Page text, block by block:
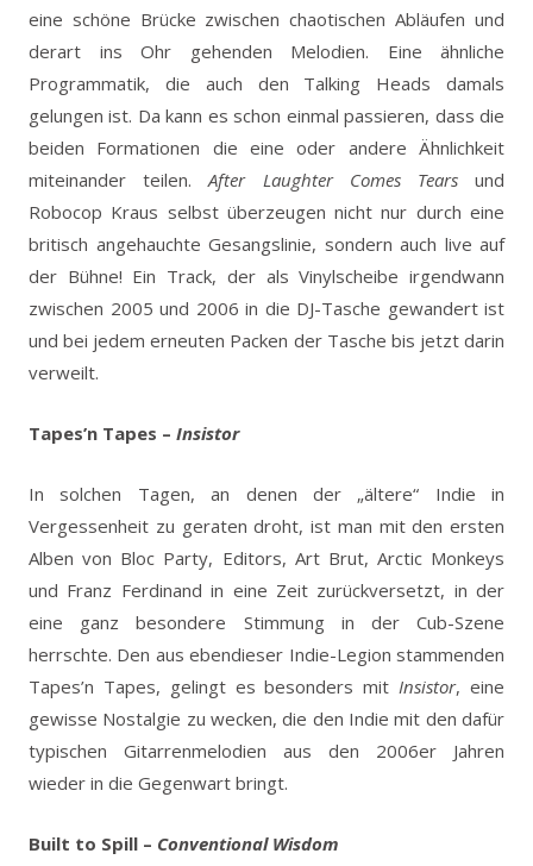
eine schöne Brücke zwischen chaotischen Abläufen und
derart ins Ohr gehenden Melodien. Eine ähnliche
Programmatik, die auch den Talking Heads damals
gelungen ist. Da kann es schon einmal passieren, dass die
beiden Formationen die eine oder andere Ähnlichkeit
miteinander teilen.After Laughter Comes Tearsund
Robocop Kraus selbst überzeugen nicht nur durch eine
britisch angehauchte Gesangslinie, sondern auch live auf
der Bühne! Ein Track, der als Vinylscheibe irgendwann
zwischen 2005 und 2006 in die DJ-Tasche gewandert ist
und bei jedem erneuten Packen der Tasche bis jetzt darin
verweilt.
Tapes’n Tapes – Insistor
In solchen Tagen, an denen der „ältere“ Indie in
Vergessenheit zu geraten droht, ist man mit den ersten
Alben von Bloc Party, Editors, Art Brut, Arctic Monkeys
und Franz Ferdinand in eine Zeit zurückversetzt, in der
eine ganz besondere Stimmung in der Cub-Szene
herrschte. Den aus ebendieser Indie-Legion stammenden
Tapes’n Tapes, gelingt es besonders mit Insistor, eine
gewisse Nostalgie zu wecken, die den Indie mit den dafür
typischen Gitarrenmelodien aus den 2006er Jahren
wieder in die Gegenwart bringt.
Built to Spill – Conventional Wisdom